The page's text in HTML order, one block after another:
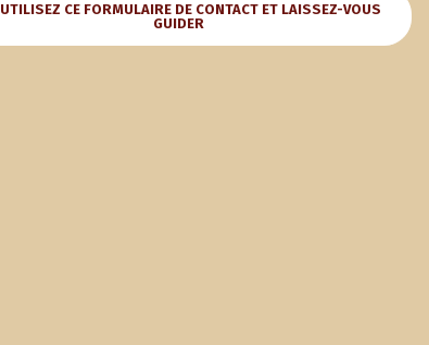
UTILISEZ CE FORMULAIRE DE CONTACT ET LAISSEZ-VOUS
GUIDER